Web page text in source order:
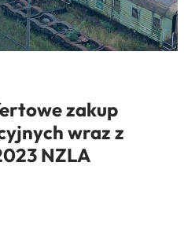
zakup
wraz z
NZLA